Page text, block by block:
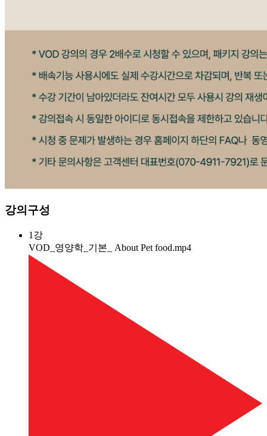
강의구성
1강
VOD_영양학_기본_ About Pet food.mp4